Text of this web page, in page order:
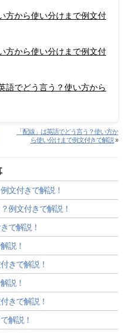
方から使い分けまで例文付
方から使い分けまで例文付
語でどう言う？使い方から
「配線」は英語でどう言う？使い方か
ら使い分けまで例文付きで解説»
文付きで解説！
例文付きで解説！
で解説！
説！
きで解説！
説！
きで解説！
解説！